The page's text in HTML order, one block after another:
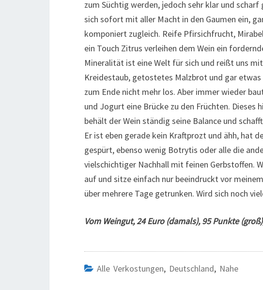
zum Süchtig werden, jedoch sehr klar und
sich sofort mit aller Macht in den Gaumen ein,
komponiert zugleich. Reife Pfirsichfrucht,
ein Touch Zitrus verleihen dem Wein ein
Mineralität ist eine Welt für sich und reißt uns
Kreidestaub, getostetes Malzbrot und gar etwas
zum Ende nicht mehr los. Aber immer wieder
und Jogurt eine Brücke zu den Früchten. Dieses
behält der Wein ständig seine Balance und
Er ist eben gerade kein Kraftprozt und ähh, hat
gespürt, ebenso wenig Botrytis oder alle die
vielschichtiger Nachhall mit feinen Gerbstoffen.
auf und sitze einfach nur beeindruckt vor
über mehrere Tage getrunken. Wird sich noch
Vom Weingut, 24 Euro (damals), 95 Punkte
Alle Verkostungen, Deutschland, Nahe